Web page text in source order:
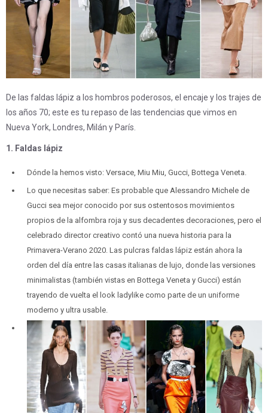
De las faldas lápiz a los hombros poderosos, el encaje y los trajes de
los años 70; este es tu repaso de las tendencias que vimos en
Nueva York, Londres, Milán y París.
1. Faldas lápiz
Dónde la hemos visto: Versace, Miu Miu, Gucci, Bottega Veneta.
Lo que necesitas saber: Es probable que Alessandro Michele de
Gucci sea mejor conocido por sus ostentosos movimientos
propios de la alfombra roja y sus decadentes decoraciones, pero el
celebrado director creativo contó una nueva historia para la
Primavera-Verano 2020. Las pulcras faldas lápiz están ahora la
orden del día entre las casas italianas de lujo, donde las versiones
minimalistas (también vistas en Bottega Veneta y Gucci) están
trayendo de vuelta el look ladylike como parte de un uniforme
moderno y ultra usable.